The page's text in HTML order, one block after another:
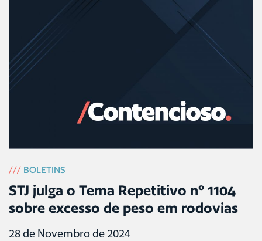
/// BOLETINS
STJ julga o Tema Repetitivo nº 1104
sobre excesso de peso em rodovias
28 de Novembro de 2024